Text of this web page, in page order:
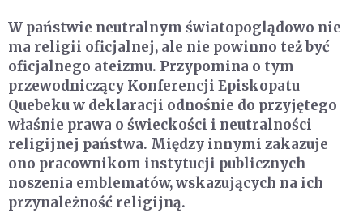
W państwie neutralnym światopoglądowo nie
ma religii oficjalnej, ale nie powinno też być
oficjalnego ateizmu. Przypomina o tym
przewodniczący Konferencji Episkopatu
Quebeku w deklaracji odnośnie do przyjętego
właśnie prawa o świeckości i neutralności
religijnej państwa. Między innymi zakazuje
ono pracownikom instytucji publicznych
noszenia emblematów, wskazujących na ich
przynależność religijną.